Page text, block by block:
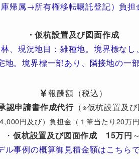
属→所有権移転嘱託登記）負担
・仮杭設置及び図面作成
現況地目：雑種地。境界標なし
。境界標一部あり、隣接地の一部
報酬額（税込）
認申請書作成代行 （※仮杭設置及
円及び）負担金（１筆当たり20万
・ 仮杭設置及び図面作成 15万円 ～
ル事例の概算御見積金額はこちらで